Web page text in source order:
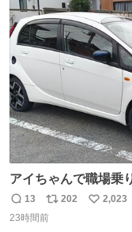
ト
数
数
アイちゃんで職場乗
たの嬉しすぎる。 20
っぽく見えるってことよ。 令和の車の横に並
返
信
13
リ
ポ
202
い
2,023
23時間前